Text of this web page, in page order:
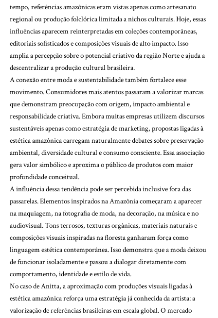
tempo, referências amazônicas eram vistas apenas como artesanato
regional ou produção folclórica limitada a nichos culturais. Hoje, essas
influências aparecem reinterpretadas em coleções contemporâneas,
editoriais sofisticados e composições visuais de alto impacto. Isso
amplia a percepção sobre o potencial criativo da região Norte e ajuda a
descentralizar a produção cultural brasileira.
A conexão entre moda e sustentabilidade também fortalece esse
movimento. Consumidores mais atentos passaram a valorizar marcas
que demonstram preocupação com origem, impacto ambiental e
responsabilidade criativa. Embora muitas empresas utilizem discursos
sustentáveis apenas como estratégia de marketing, propostas ligadas à
estética amazônica carregam naturalmente debates sobre preservação
ambiental, diversidade cultural e consumo consciente. Essa associação
gera valor simbólico e aproxima o público de produtos com maior
profundidade conceitual.
A influência dessa tendência pode ser percebida inclusive fora das
passarelas. Elementos inspirados na Amazônia começaram a aparecer
na maquiagem, na fotografia de moda, na decoração, na música e no
audiovisual. Tons terrosos, texturas orgânicas, materiais naturais e
composições visuais inspiradas na floresta ganharam força como
linguagem estética contemporânea. Isso demonstra que a moda deixou
de funcionar isoladamente e passou a dialogar diretamente com
comportamento, identidade e estilo de vida.
No caso de Anitta, a aproximação com produções visuais ligadas à
estética amazônica reforça uma estratégia já conhecida da artista: a
valorização de referências brasileiras em escala global. O mercado